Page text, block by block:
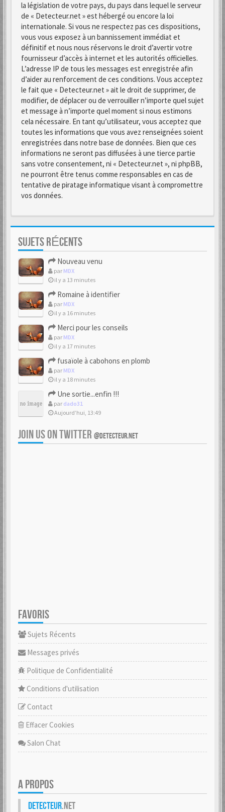
la législation de votre pays, du pays dans lequel le serveur
de « Detecteur.net » est hébergé ou encore la loi
internationale. Si vous ne respectez pas ces dispositions,
vous vous exposez à un bannissement immédiat et
définitif et nous nous réservons le droit d’avertir votre
fournisseur d’accès à internet et les autorités officielles.
L’adresse IP de tous les messages est enregistrée afin
d’aider au renforcement de ces conditions. Vous acceptez
le fait que « Detecteur.net » ait le droit de supprimer, de
modifier, de déplacer ou de verrouiller n’importe quel sujet
et message à n’importe quel moment si nous estimons
cela nécessaire. En tant qu’utilisateur, vous acceptez que
toutes les informations que vous avez renseignées soient
enregistrées dans notre base de données. Bien que ces
informations ne seront pas diffusées à une tierce partie
sans votre consentement, ni « Detecteur.net », ni phpBB,
ne pourront être tenus comme responsables en cas de
tentative de piratage informatique visant à compromettre
vos données.
SUJETS RÉCENTS
Nouveau venu
par MDX
il y a 13 minutes
Romaine à identifier
par MDX
il y a 16 minutes
Merci pour les conseils
par MDX
il y a 17 minutes
fusaïole à cabohons en plomb
par MDX
il y a 18 minutes
Une sortie...enfin !!!
par dado31
Aujourd’hui, 13:49
JOIN US ON TWITTER @DETECTEUR.NET
FAVORIS
Sujets Récents
Messages privés
Politique de Confidentialité
Conditions d'utilisation
Contact
Effacer Cookies
Salon Chat
A PROPOS
Detecteur.net